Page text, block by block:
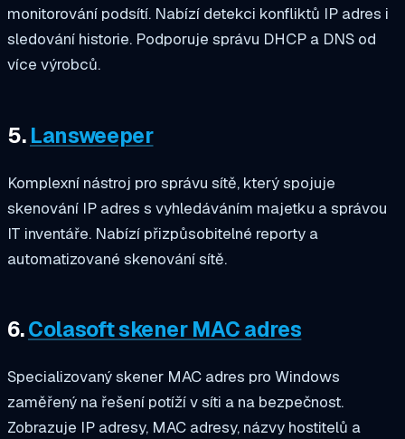
monitorování podsítí. Nabízí detekci konfliktů IP adres i
sledování historie. Podporuje správu DHCP a DNS od
více výrobců.
5. Lansweeper
Komplexní nástroj pro správu sítě, který spojuje
skenování IP adres s vyhledáváním majetku a správou
IT inventáře. Nabízí přizpůsobitelné reporty a
automatizované skenování sítě.
6.Colasoft skener MAC adres
Specializovaný skener MAC adres pro Windows
zaměřený na řešení potíží v síti a na bezpečnost.
Zobrazuje IP adresy, MAC adresy, názvy hostitelů a